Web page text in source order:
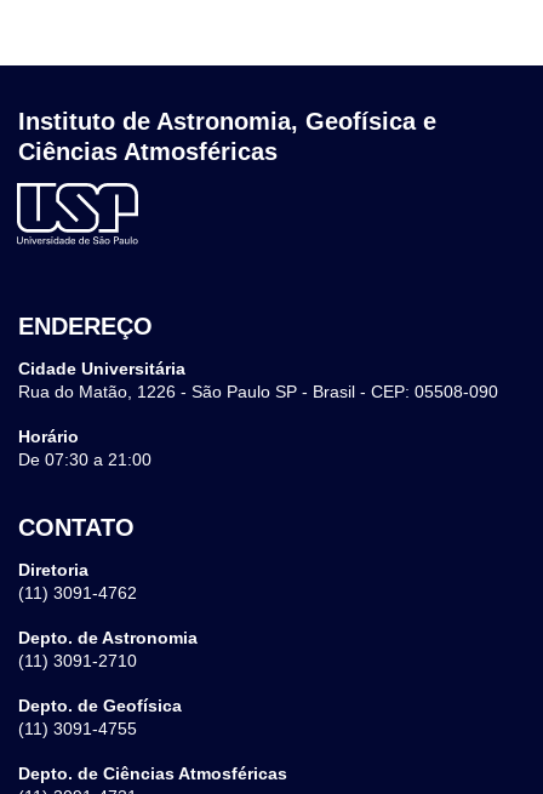
Instituto de Astronomia, Geofísica e
Ciências Atmosféricas
ENDEREÇO
Cidade Universitária
Rua do Matão, 1226 - São Paulo SP - Brasil - CEP: 05508-090
Horário
De 07:30 a 21:00
CONTATO
Diretoria
(11) 3091-4762
Depto. de Astronomia
(11) 3091-2710
Depto. de Geofísica
(11) 3091-4755
Depto. de Ciências Atmosféricas